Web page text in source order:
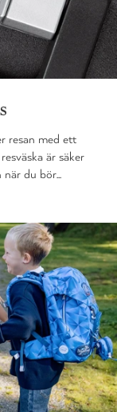
resan med ett
är säker
du bör...